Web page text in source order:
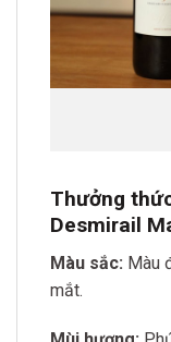
Rượu
Thưởng
Desmirail
Màu sắc: Màu
mắt.